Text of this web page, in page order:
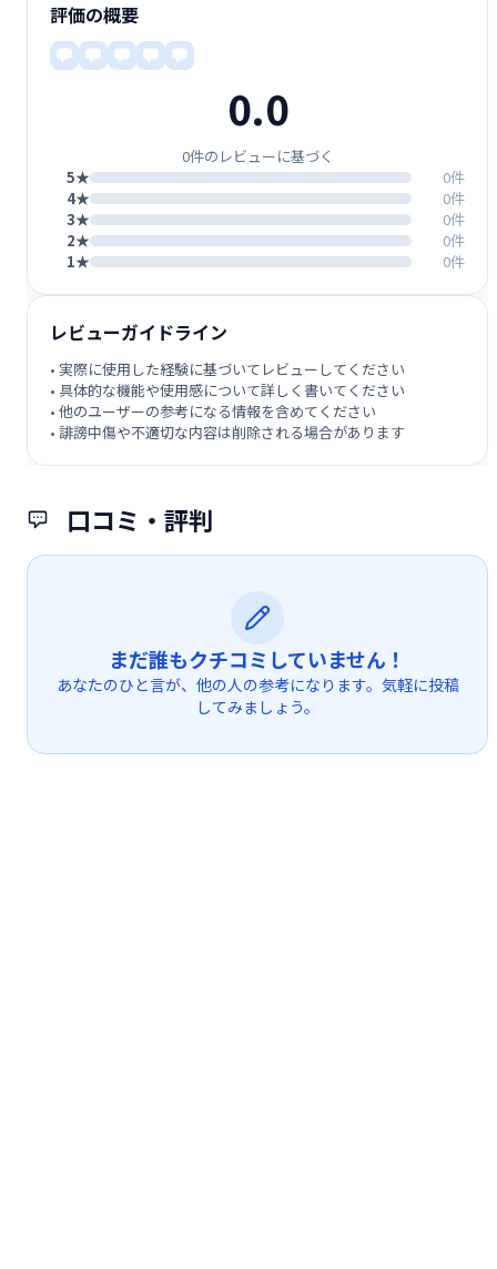
口コミ・評判
まだ誰もクチコミしていません！
あなたのひと言が、他の人の参考になります。気軽に投稿
してみましょう。
評価の概要
0.0
0件のレビューに基づく
5★
0件
4★
0件
3★
0件
2★
0件
1★
0件
レビューガイドライン
• 実際に使用した経験に基づいてレビューしてください
• 具体的な機能や使用感について詳しく書いてください
• 他のユーザーの参考になる情報を含めてください
• 誹謗中傷や不適切な内容は削除される場合があります